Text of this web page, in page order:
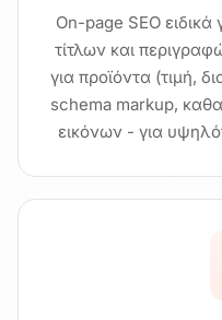
On-page SEO ειδικά
τίτλων και
για προϊόντα (τιμή,
schema markup,
εικόνων - για